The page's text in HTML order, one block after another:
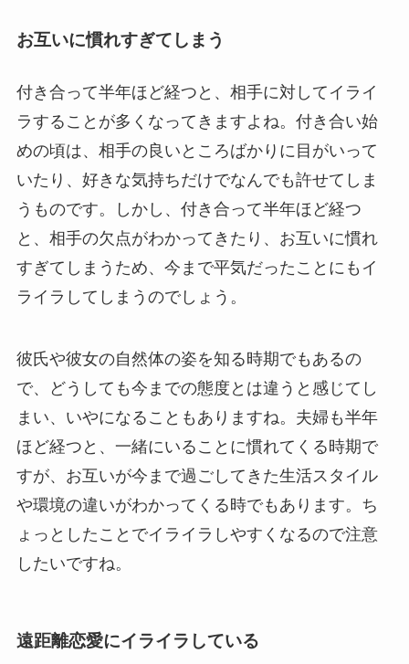
お互いに慣れすぎてしまう
付き合って半年ほど経つと、相手に対してイライ
ラすることが多くなってきますよね。付き合い始
めの頃は、相手の良いところばかりに目がいって
いたり、好きな気持ちだけでなんでも許せてしま
うものです。しかし、付き合って半年ほど経つ
と、相手の欠点がわかってきたり、お互いに慣れ
すぎてしまうため、今まで平気だったことにもイ
ライラしてしまうのでしょう。
彼氏や彼女の自然体の姿を知る時期でもあるの
で、どうしても今までの態度とは違うと感じてし
まい、いやになることもありますね。夫婦も半年
ほど経つと、一緒にいることに慣れてくる時期で
すが、お互いが今まで過ごしてきた生活スタイル
や環境の違いがわかってくる時でもあります。ち
ょっとしたことでイライラしやすくなるので注意
したいですね。
遠距離恋愛にイライラしている